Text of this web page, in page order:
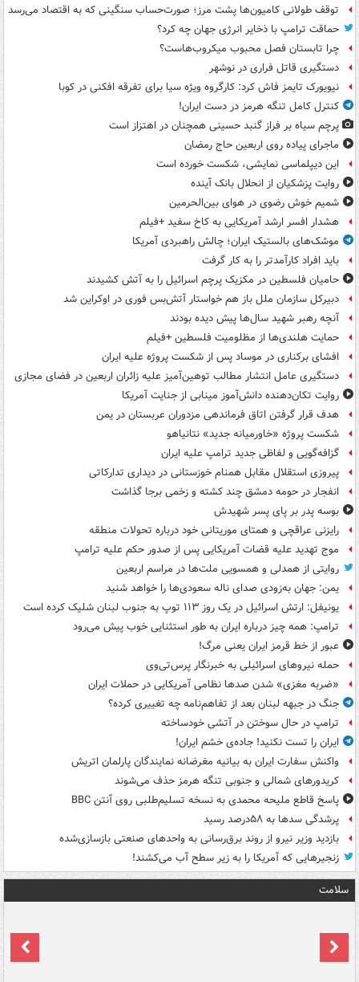
توقف طولانی کامیون‌ها پشت مرز؛ صورت‌حساب سنگینی که به اقتصاد می‌رسد
حماقت ترامپ با ذخایر انرژی جهان چه کرد؟
چرا تابستان فصل محبوب میکروب‌هاست؟
دستگیری قاتل فراری در نوشهر
نیویورک تایمز فاش کرد: کارگروه ویژه سیا برای تفرقه افکنی در کوبا
کنترل کامل تنگه هرمز در دست ایران!
پرچم سیاه بر فراز گنبد حسینی همچنان در اهتزاز است
ماجرای پیاده روی اربعین حاج رمضان
این دیپلماسی نمایشی، شکست خورده است
روایت پزشکیان از انحلال بانک آینده
شمیم خوش رضوی در هوای بین‌الحرمین
هشدار افسر ارشد آمریکایی به کاخ سفید +فیلم
موشک‌های بالستیک ایران؛ چالش راهبردی آمریکا
باید افراد کارآمدتر را به کار گرفت
حامیان فلسطین در مکزیک پرچم اسرائیل را به آتش کشیدند
دبیرکل سازمان ملل باز هم خواستار آتش‌بس فوری در اوکراین شد
آنچه رهبر شهید سال‌ها پیش دیده بودند
حمایت هلندی‌ها از مظلومیت فلسطین +فیلم
افشای برکناری در موساد پس از شکست پروژه علیه ایران
دستگیری عامل انتشار مطالب توهین‌آمیز علیه زائران اربعین در فضای مجازی
روایت تکان‌دهنده دانش‌آموز مینابی از جنایت آمریکا
هدف قرار گرفتن اتاق‌ فرماندهی مزدوران عربستان در یمن
شکست پروژه «خاورمیانه جدید» نتانیاهو
گزافه‌گویی و لفاظی جدید ترامپ علیه ایران
پیروزی استقلال مقابل همنام خوزستانی در دیداری تدارکاتی
انفجار در حومه دمشق چند کشته و زخمی برجا گذاشت
بوسه‌ پدر بر پای پسر شهیدش
رایزنی عراقچی و همتای موریتانی خود درباره تحولات منطقه
موج تهدید علیه قضات آمریکایی پس از صدور حکم علیه ترامپ
روایتی از همدلی و همسویی ملت‌ها در مراسم اربعین
یمن: جهان به‌زودی صدای ناله سعودی‌ها را خواهد شنید
یونیفل: ارتش اسرائیل در یک روز ۱۱۳ توپ به جنوب لبنان شلیک کرده است
ترامپ: همه چیز درباره ایران به طور استثنایی خوب پیش می‌رود
عبور از خط قرمز ایران یعنی مرگ!
حمله نیروهای اسرائیلی به خبرنگار پرس‌تی‌وی
«ضربه مغزی» شدن صدها نظامی آمریکایی در حملات ایران
جنگ در جبهه لبنان بعد از تفاهم‌نامه چه تغییری کرده؟
ترامپ در حال سوختن در آتشی خودساخته
ایران را تست نکنید! جاده‌ی خشم ایران!
واکنش سفارت ایران به بیانیه مغرضانه نمایندگان پارلمان اتریش
کریدورهای شمالی و جنوبی تنگه هرمز حذف می‌شوند
پاسخ قاطع ملیحه محمدی به نسخه تسلیم‌طلبی روی آنتن BBC
پرشدگی سدها به ۵۸درصد رسید
بازدید وزیر نیرو از روند برق‌رسانی به واحدهای صنعتی بازسازی‌شده
زنجیرهایی که آمریکا را به زیر سطح آب می‌کشند!
سلامت